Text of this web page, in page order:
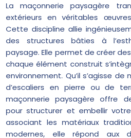
La maçonnerie paysagère
extérieurs en véritables
Cette discipline allie
des structures bâties à
paysage. Elle permet de créer
chaque élément construit
environnement. Qu’il s’agisse
d’escaliers en pierre ou de
maçonnerie paysagère offre
pour structurer et embellir
associant les matériaux
modernes, elle répond aux